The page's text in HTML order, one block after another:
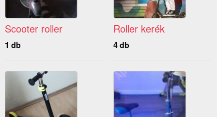
Scooter roller
1 db
Roller kerék
4 db